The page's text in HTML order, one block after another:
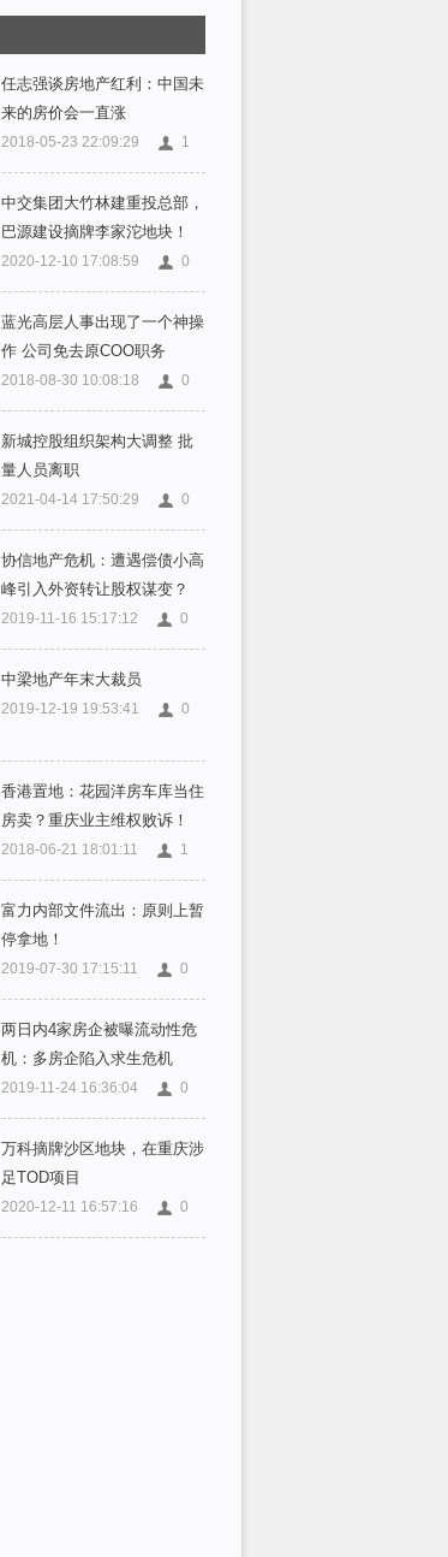
任志强谈房地产红利：中国未
来的房价会一直涨
2018-05-23 22:09:29 1
中交集团大竹林建重投总部，
巴源建设摘牌李家沱地块！
2020-12-10 17:08:59 0
蓝光高层人事出现了一个神操
作 公司免去原COO职务
2018-08-30 10:08:18 0
新城控股组织架构大调整 批
量人员离职
2021-04-14 17:50:29 0
协信地产危机：遭遇偿债小高
峰引入外资转让股权谋变？
2019-11-16 15:17:12 0
中梁地产年末大裁员
2019-12-19 19:53:41 0
香港置地：花园洋房车库当住
房卖？重庆业主维权败诉！
2018-06-21 18:01:11 1
富力内部文件流出：原则上暂
停拿地！
2019-07-30 17:15:11 0
两日内4家房企被曝流动性危
机：多房企陷入求生危机
2019-11-24 16:36:04 0
万科摘牌沙区地块，在重庆涉
足TOD项目
2020-12-11 16:57:16 0